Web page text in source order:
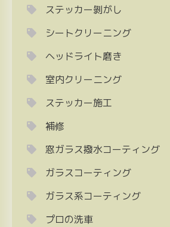
ステッカー剝がし
シートクリーニング
ヘッドライト磨き
室内クリーニング
ステッカー施工
補修
窓ガラス撥水コーティング
ガラスコーティング
ガラス系コーティング
プロの洗車